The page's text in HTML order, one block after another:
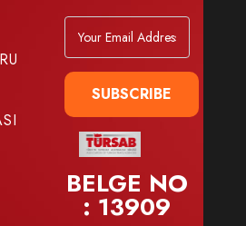
SUBSCRIBE
BELGE NO
: 13909